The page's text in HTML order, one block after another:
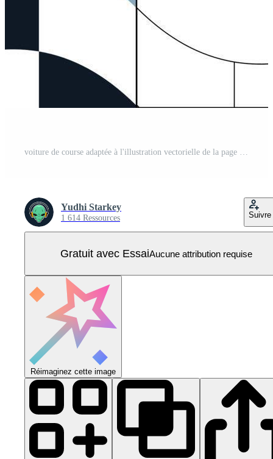
voiture de course adaptée à l'illustration vectorielle de la page de coloriage pour enfants Vecteur Pro
Yudhi Starkey
1 614 Ressources Suivre
Gratuit avec EssaiAucune attribution requise
Réimaginez cette image